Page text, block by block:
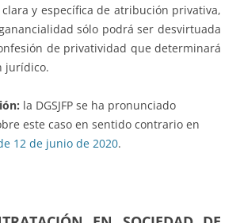
y específica de atribución privativa,
sólo podrá ser desvirtuada
de privatividad que determinará
jurídico.
la DGSJFP se ha pronunciado
este caso en sentido contrario en
12 de junio de 2020.